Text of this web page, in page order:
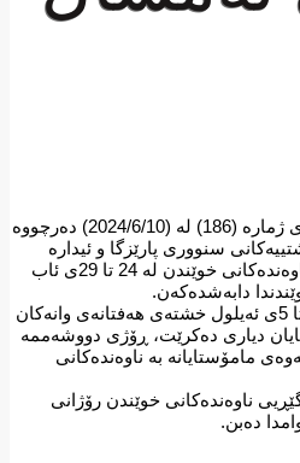
بەپێی بڕیارەكان كە بە نووسراوی ژمارە (186) لە (2024/6/10) دەرچووە
سنووری پارێزگا و ئیدارە
سەربەخۆكان كراوە، كارگێڕی ناوەندەكانی خوێندن لە 24 تا 29ی ئاب
دابەشدەكەن.
بڕیاریشی داوە کە لە 31ی ئاب تا 5ی ئەیلول خشتەی هەفتانەی وانەكان
دیاری دەکرێت، ڕۆژی دووشەممە
مامۆستایانە بە ناوەندەكانی
ناوەندەكانی خوێندن رۆژانی
دەبن.